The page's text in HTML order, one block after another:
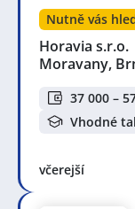
Nutně vás
Horavia s.r.o.
Moravany,
37 000 –
Vhodné
včerejší